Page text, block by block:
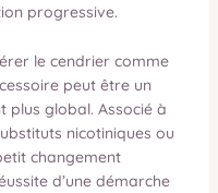
progressive.
le cendrier comme
peut être un
plus global. Associé à
nicotiniques ou
changement
d’une démarche